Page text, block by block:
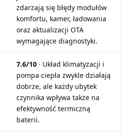
zdarzają się błędy modułów
komfortu, kamer, ładowania
oraz aktualizacji OTA
wymagające diagnostyki.
7.6/10 · Układ klimatyzacji i
pompa ciepła zwykle działają
dobrze, ale każdy ubytek
czynnika wpływa także na
efektywność termiczną
baterii.